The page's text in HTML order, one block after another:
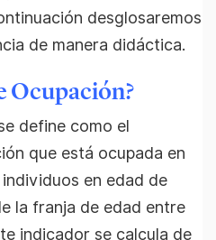
desglosaremos
de manera didáctica.
Ocupación?
define como el
que está ocupada en
en edad de
la franja de edad entre
indicador se calcula de